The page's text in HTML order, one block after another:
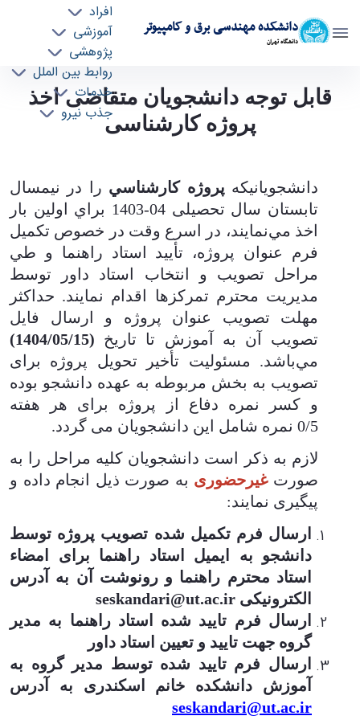
دانشکده مهندسی برق و کامپیوتر
دانشگاه تهران
افراد
آموزشی
پژوهشی
روابط بین الملل
خدمات
جذب نیرو
قابل توجه دانشجویان متقاضی اخذ پروژه
کارشناسی - ece- دانشکده مهندسی برق و کامپیوتر
قابل توجه دانشجویان متقاضی اخذ
پروژه کارشناسی
دانشجويانيكه پروژه كارشناسي را در نيمسال
تابستان سال تحصیلی 04-1403 براي اولين بار
اخذ مي‌نمايند، در اسرع وقت در خصوص تكميل
فرم عنوان پروژه، تأييد استاد راهنما و طي
مراحل تصويب و انتخاب استاد داور توسط
مديريت محترم تمرکزها اقدام نمايند. حداكثر
مهلت تصويب عنوان پروژه و ارسال فایل
تصويب آن به آموزش تا تاریخ (1404/05/15)
مي‌باشد. مسئولیت تأخیر تحویل پروژه برای
تصویب به بخش مربوطه به عهده دانشجو بوده
و کسر نمره دفاع از پروژه برای هر هفته
0/5 نمره شامل این دانشجویان می گردد
.
لازم به ذکر است دانشجویان کلیه مراحل را به
صورتغیرحضوری به صورت ذیل انجام داده و
پیگیری نمایند:
ارسال فرم تکمیل شده تصویب پروژه توسط
دانشجو به ایمیل استاد راهنما برای امضاء
استاد محترم راهنما و رونوشت آن به آدرس
الکترونیکی seskandari@ut.ac.ir
ارسال فرم تایید شده استاد راهنما به مدیر
گروه جهت تایید و تعیین استاد داور
ارسال فرم تایید شده توسط مدیر گروه به
آموزش دانشکده خانم اسکندری به آدرس
seskandari@ut.ac.ir